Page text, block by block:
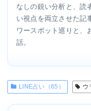
なしの鋭い分析と、読
い視点を両立させた記
ワースポット巡りと、
話。
LINE占い（65） ウ